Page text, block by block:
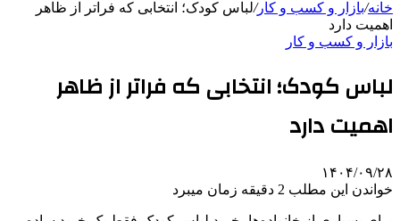
خانه/بازار و کسب و کار/لباس کودک؛ انتخابی که فراتر از ظاهر
اهمیت دارد
بازار و کسب و کار
لباس کودک؛ انتخابی که فراتر از ظاهر
اهمیت دارد
۱۴۰۴/۰۹/۲۸
خواندن این مطلب 2 دقیقه زمان میبرد